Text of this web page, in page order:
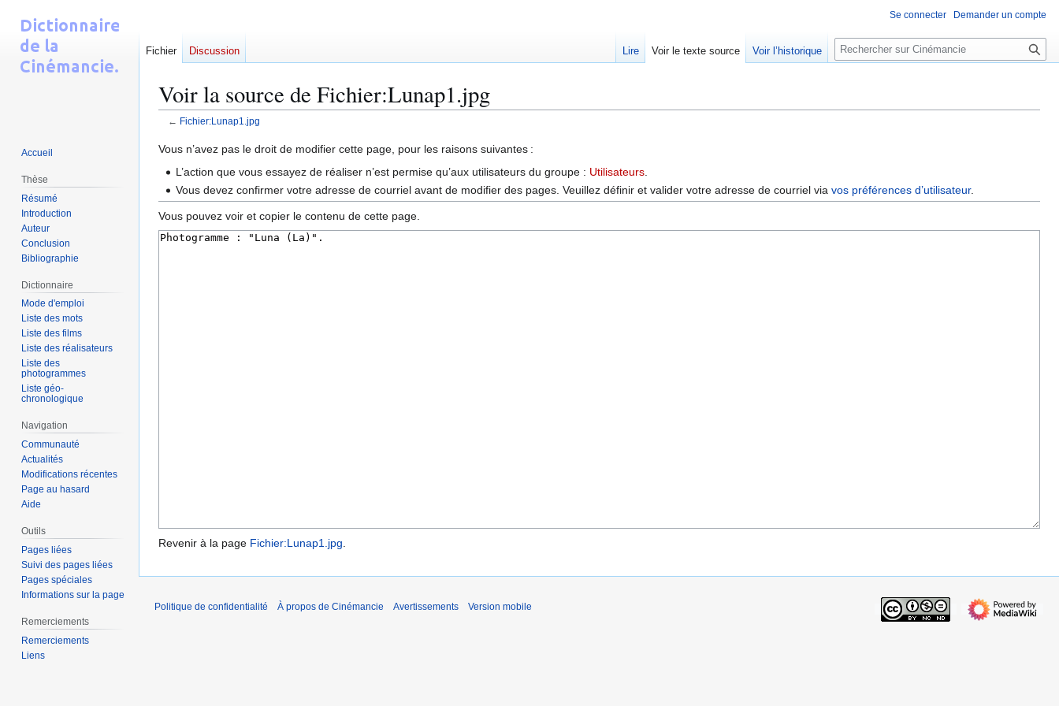
Voir la source de Fichier:Lunap1.jpg
← Fichier:Lunap1.jpg
Aller
navigation
Aller
recherche
Vous n’avez pas le droit de modifier cette page, pour les raisons suivantes :
L’action que vous essayez de réaliser n’est permise qu’aux utilisateurs du groupe : Utilisateurs
Vous devez confirmer votre adresse de courriel avant de modifier des pages. Veuillez définir et valider votre adresse de courriel viavos préférences d’utilisateur.
Vous pouvez voir et copier le contenu de cette page.
Revenir à la page Fichier:Lunap1.jpg.
Se connecter Demander un compte
Fichier Discussion Lire Voir le texte source Voir l’historique
R
e
e
e
Accueil
Thèse
Résumé
Introduction
Auteur
Conclusion
Bibliographie
Dictionnaire
Mode d'emploi
Liste des mots
Liste des films
Liste des réalisateurs
Liste des
photogrammes
Liste géo-
chronologique
Navigation
Communauté
Actualités
Modifications récentes
Page au hasard
Aide
Outils
Pages liées
Suivi des pages liées
Pages spéciales
Informations sur la page
Remerciements
Remerciements
Liens
Politique de confidentialité À propos de Cinémancie Avertissements Version mobile